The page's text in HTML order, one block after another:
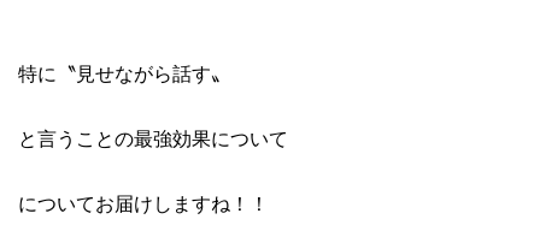
特に〝見せながら話す〟
と言うことの最強効果について
についてお届けしますね！！